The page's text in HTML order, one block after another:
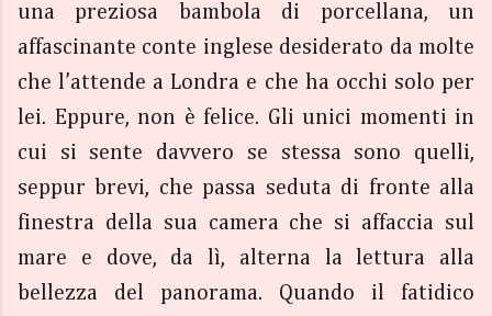
una preziosa bambola di porcellana, un
affascinante conte inglese desiderato da molte
che l’attende a Londra e che ha occhi solo per
lei. Eppure, non è felice. Gli unici momenti in
cui si sente davvero se stessa sono quelli,
seppur brevi, che passa seduta di fronte alla
finestra della sua camera che si affaccia sul
mare e dove, da lì, alterna la lettura alla
bellezza del panorama. Quando il fatidico